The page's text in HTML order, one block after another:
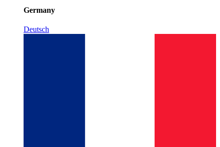
Germany
Deutsch